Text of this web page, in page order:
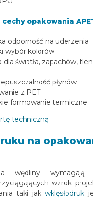
opakowania
odporność na uderzenia
wybór kolorów
dla światła, zapachów,
płynów
z PET
formowanie termiczne
techniczną
na
wędliny wymagają
wzrok
taki jakwklęsłodruk